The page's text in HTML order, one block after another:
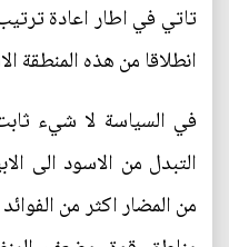
تاتي في اطار اعادة
انطلاقا من هذه المنطقة
في السياسة لا شيء
التبدل من الاسود الى
من المضار اكثر من